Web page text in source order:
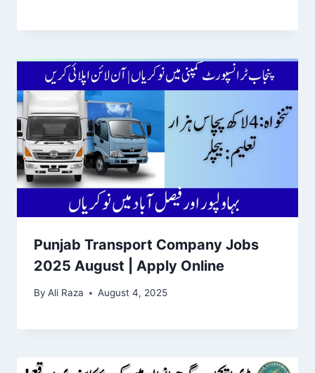
Punjab Transport Company Jobs
2025 August | Apply Online
By Ali Raza August 4, 2025